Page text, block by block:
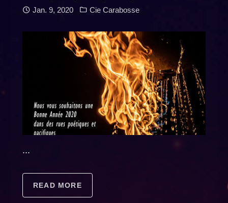
Jan. 9, 2020 Cie Carabosse
...
READ MORE